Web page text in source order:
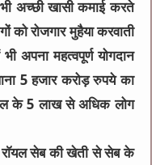
अच्छी खासी कमाई करते
को रोजगार मुहैया करवाती
अपना महत्वपूर्ण योगदान
5 हजार करोड़ रुपये का
के 5 लाख से अधिक लोग
राॅयल सेब की खेती से सेब के